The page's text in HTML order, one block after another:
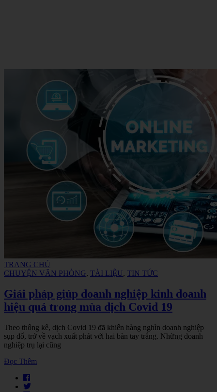
TRANG CHỦ
CHUYỆN VĂN PHÒNG, TÀI LIỆU, TIN TỨC
Giải pháp giúp doanh nghiệp kinh doanh
hiệu quả trong mùa dịch Covid 19
Theo thống kê, dịch Covid 19 đã khiến hàng nghìn doanh nghiệp
sụp đổ, trở về vạch xuất phát với hai bàn tay trắng. Những doanh
nghiệp trụ lại cũng
Đọc Thêm